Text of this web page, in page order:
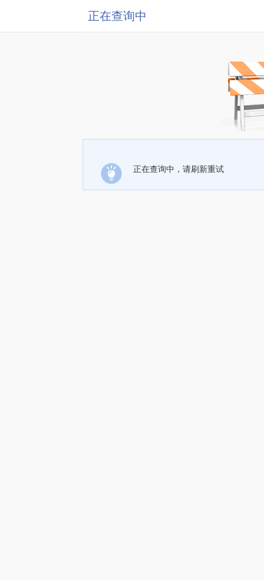
正在查询中
正在查询中，请刷新重试